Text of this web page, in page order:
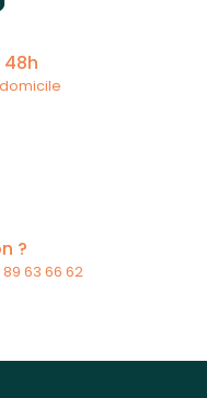
48h
?
63 66 62